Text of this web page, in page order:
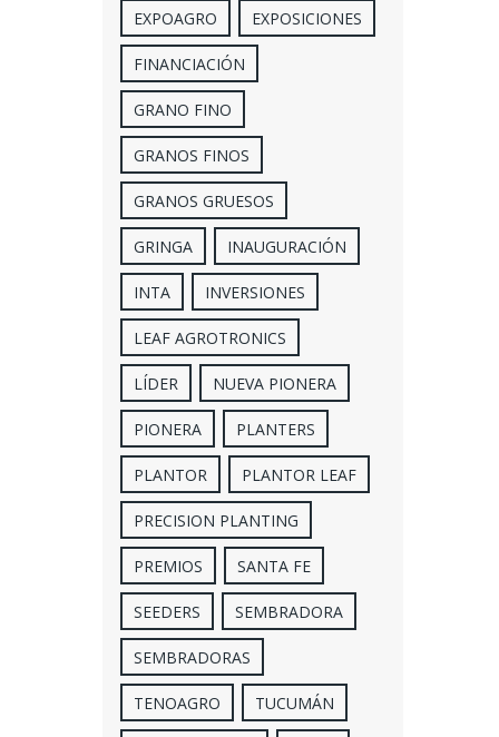
EXPOAGRO EXPOSICIONES
FINANCIACIÓN
GRANO FINO
GRANOS FINOS
GRANOS GRUESOS
GRINGA INAUGURACIÓN
INTA INVERSIONES
LEAF AGROTRONICS
LÍDER NUEVA PIONERA
PIONERA PLANTERS
PLANTOR PLANTOR LEAF
PRECISION PLANTING
PREMIOS SANTA FE
SEEDERS SEMBRADORA
SEMBRADORAS
TENOAGRO TUCUMÁN